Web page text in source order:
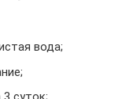
вода;